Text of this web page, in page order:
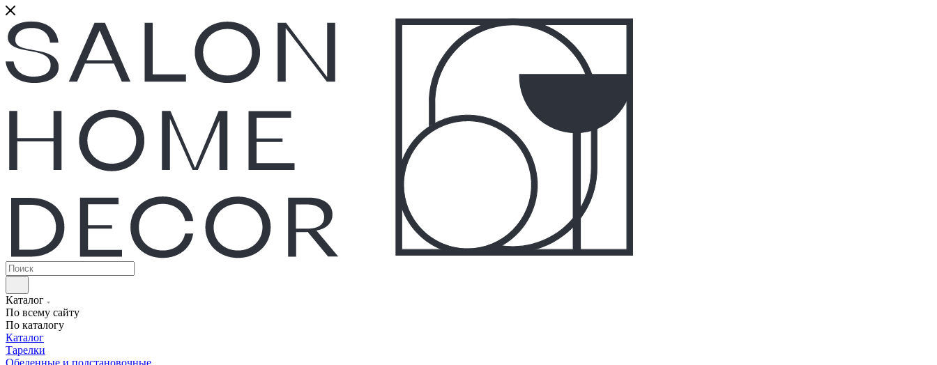
Каталог
По всему сайту
По каталогу
Каталог
Тарелки
Обеденные и подстановочные